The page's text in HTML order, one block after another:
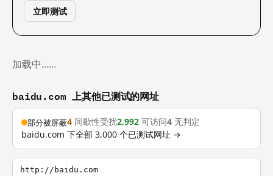
立即测试
加载中……
baidu.com 上其他已测试的网址
部分被屏蔽4 间歇性受扰2,992 可访问4 无判定
baidu.com 下全部 3,000 个已测试网址 →
http://baidu.com